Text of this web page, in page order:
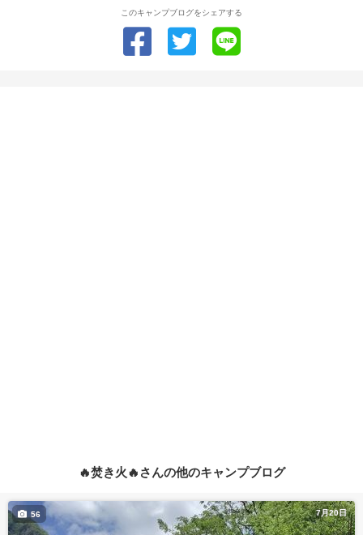
このキャンプブログをシェアする
🔥焚き火🔥さんの他のキャンプブログ
7月20日
56